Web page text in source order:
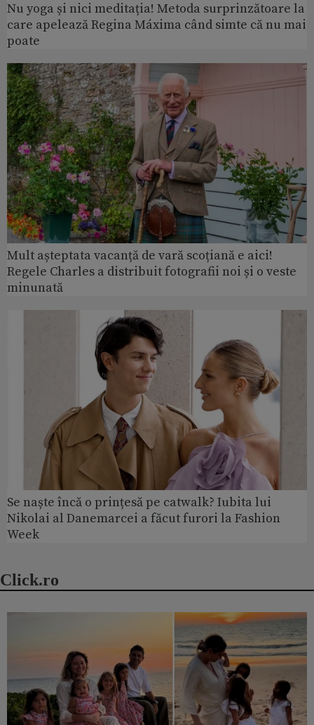
Nu yoga și nici meditația! Metoda surprinzătoare la
care apelează Regina Máxima când simte că nu mai
poate
Mult așteptata vacanță de vară scoțiană e aici!
Regele Charles a distribuit fotografii noi și o veste
minunată
Se naște încă o prințesă pe catwalk? Iubita lui
Nikolai al Danemarcei a făcut furori la Fashion
Week
Click.ro